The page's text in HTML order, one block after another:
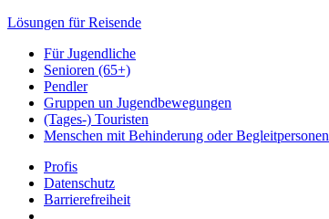
Lösungen für Reisende
Für Jugendliche
Senioren (65+)
Pendler
Gruppen un Jugendbewegungen
(Tages-) Touristen
Menschen mit Behinderung oder Begleitpersonen
Profis
Datenschutz
Barrierefreiheit